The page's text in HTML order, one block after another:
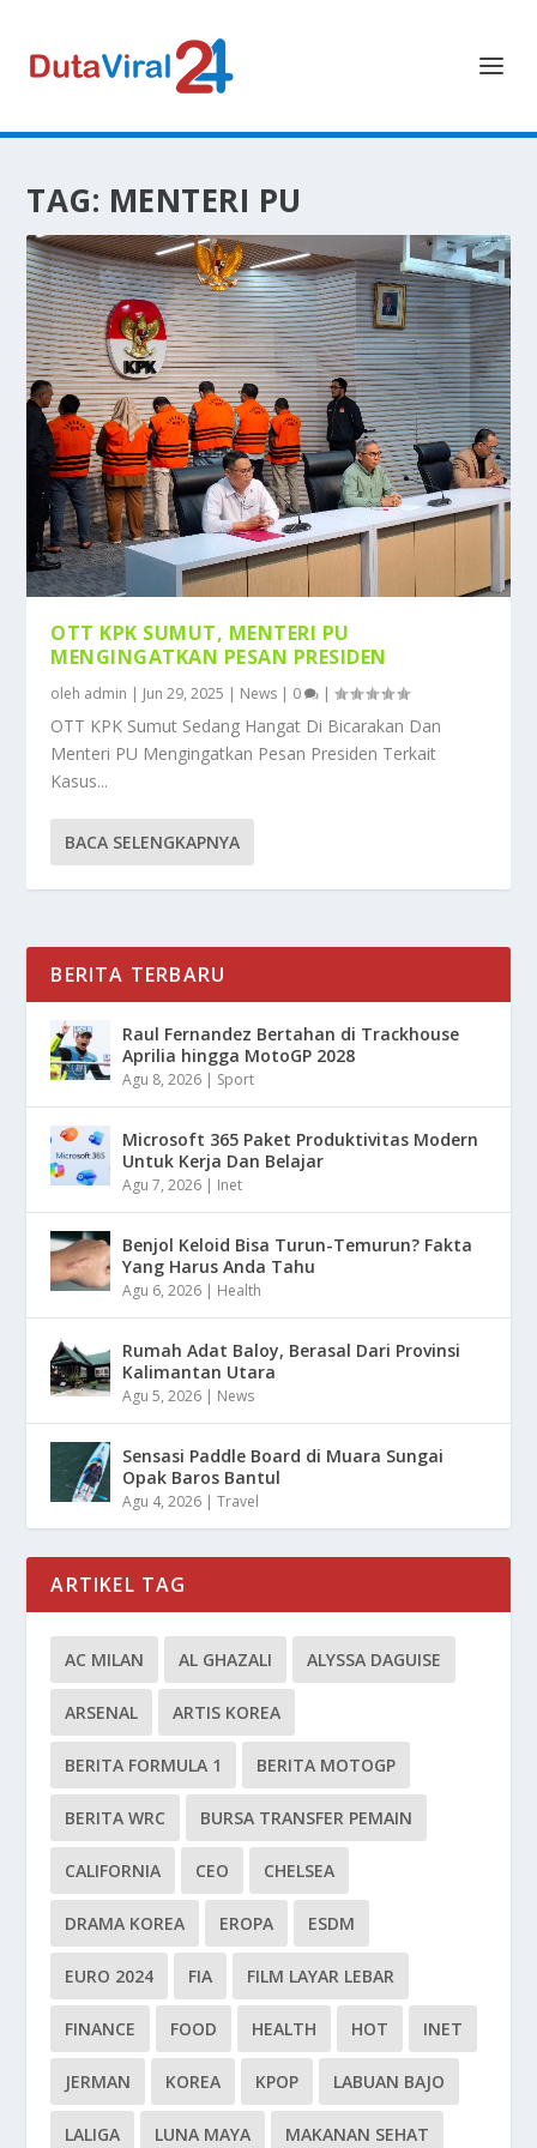
TAG: MENTERI PU
OTT KPK SUMUT, MENTERI PU
MENGINGATKAN PESAN PRESIDEN
oleh admin | Jun 29, 2025 | News | 0 |
OTT KPK Sumut Sedang Hangat Di Bicarakan Dan
Menteri PU Mengingatkan Pesan Presiden Terkait
Kasus...
BACA SELENGKAPNYA
BERITA TERBARU
Raul Fernandez Bertahan di Trackhouse
Aprilia hingga MotoGP 2028
Agu 8, 2026 | Sport
Microsoft 365 Paket Produktivitas Modern
Untuk Kerja Dan Belajar
Agu 7, 2026 | Inet
Benjol Keloid Bisa Turun-Temurun? Fakta
Yang Harus Anda Tahu
Agu 6, 2026 | Health
Rumah Adat Baloy, Berasal Dari Provinsi
Kalimantan Utara
Agu 5, 2026 | News
Sensasi Paddle Board di Muara Sungai
Opak Baros Bantul
Agu 4, 2026 |Travel
ARTIKEL TAG
AC MILAN AL GHAZALI ALYSSA DAGUISE
ARSENAL ARTIS KOREA
BERITA FORMULA 1 BERITA MOTOGP
BERITA WRC BURSA TRANSFER PEMAIN
CALIFORNIA CEO CHELSEA
DRAMA KOREA EROPA ESDM
EURO 2024 FIA FILM LAYAR LEBAR
FINANCE FOOD HEALTH HOT INET
JERMAN KOREA KPOP LABUAN BAJO
LALIGA LUNA MAYA MAKANAN SEHAT